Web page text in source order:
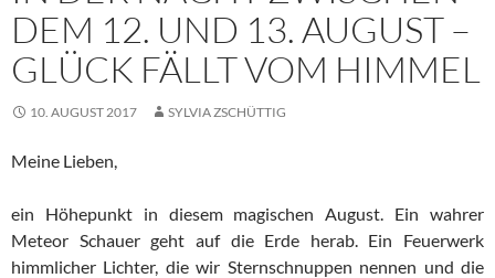
DEM 12. UND 13. AUGUST –
GLÜCK FÄLLT VOM HIMMEL
10. AUGUST 2017 SYLVIA ZSCHÜTTIG
Meine Lieben,
ein Höhepunkt in diesem magischen August. Ein wahrer
Meteor Schauer geht auf die Erde herab. Ein Feuerwerk
himmlicher Lichter, die wir Sternschnuppen nennen und die